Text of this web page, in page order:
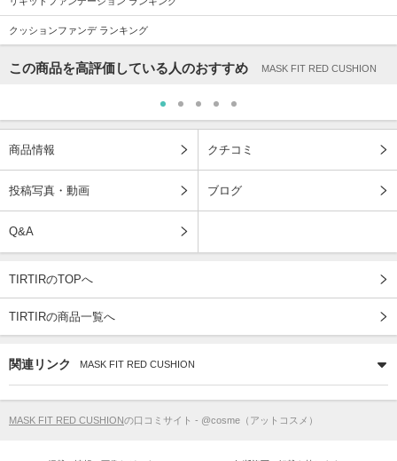
クッションファンデ ランキング
この商品を高評価している人のおすすめ MASK FIT RED CUSHION
商品情報 クチコミ
投稿写真・動画 ブログ
Q&A
TIRTIRのTOPへ
TIRTIRの商品一覧へ
関連リンク MASK FIT RED CUSHION
MASK FIT RED CUSHIONの口コミサイト - @cosme（アットコスメ）